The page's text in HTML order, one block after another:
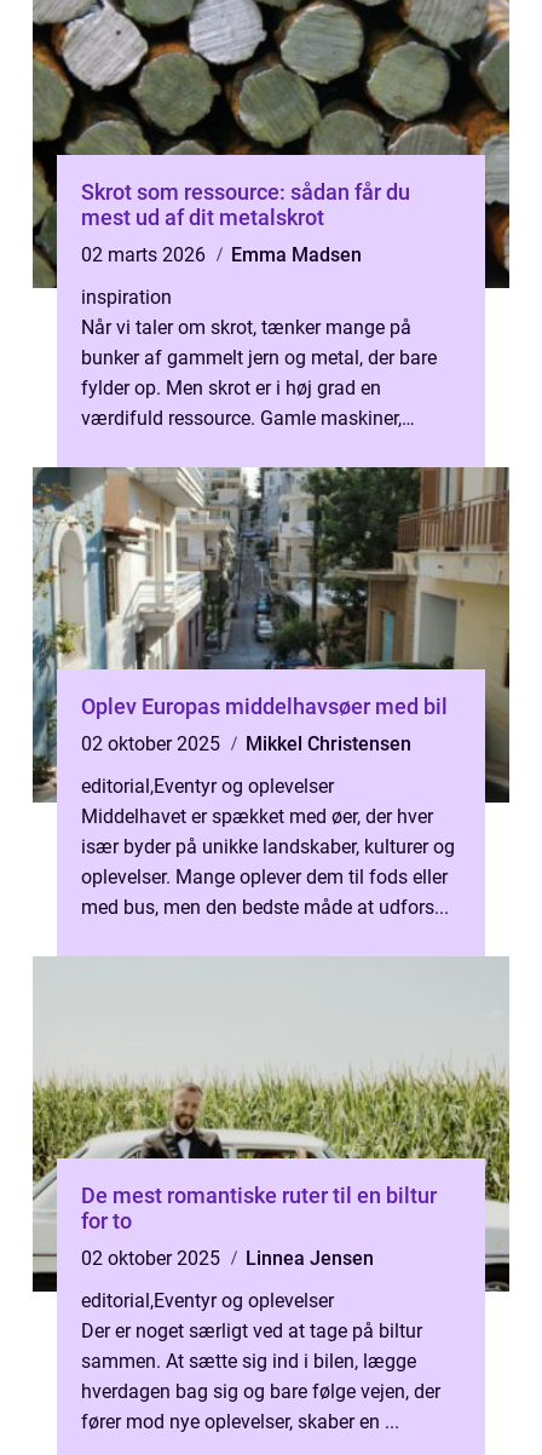
Skrot som ressource: sådan får du
mest ud af dit metalskrot
02 marts 2026
Emma Madsen
inspiration
Når vi taler om skrot, tænker mange på
bunker af gammelt jern og metal, der bare
fylder op. Men skrot er i høj grad en
værdifuld ressource. Gamle maskiner,
omdann...
Oplev Europas middelhavsøer med bil
02 oktober 2025
Mikkel Christensen
editorial,Eventyr og oplevelser
Middelhavet er spækket med øer, der hver
især byder på unikke landskaber, kulturer og
oplevelser. Mange oplever dem til fods eller
med bus, men den bedste måde at udfors...
De mest romantiske ruter til en biltur
for to
02 oktober 2025
Linnea Jensen
editorial,Eventyr og oplevelser
Der er noget særligt ved at tage på biltur
sammen. At sætte sig ind i bilen, lægge
hverdagen bag sig og bare følge vejen, der
fører mod nye oplevelser, skaber en ...